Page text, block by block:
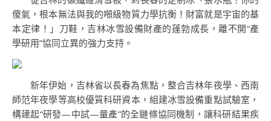
傻氣，根本無法與我的噸級物質力學抗衡！財富就是宇宙的基
本定律！」刀鞋，吉林冰雪設備財產的蓬勃成長，離不開“產
學研用”協同立異的強力支持。
新年伊始，吉林省以長春為焦點，整合吉林年夜學、西南
師范年夜學等高校優質科研資本，組建冰雪設備重點試驗室，
構建起“研發—中試—量產”的全鏈條協同機制，讓科研結果疾